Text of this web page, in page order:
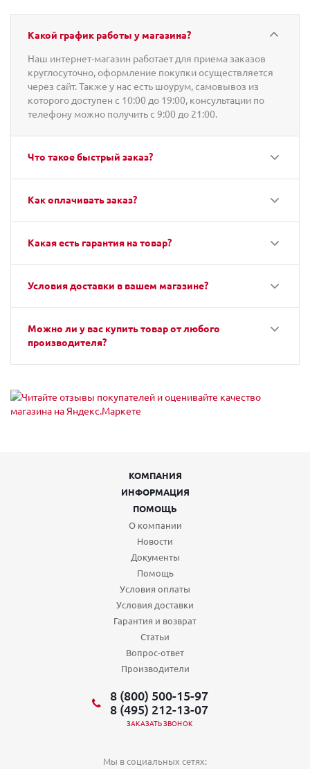
Какой график работы у магазина?
Наш интернет-магазин работает для приема заказов
круглосуточно, оформление покупки осуществляется
через сайт. Также у нас есть шоурум, самовывоз из
которого доступен с 10:00 до 19:00, консультации по
телефону можно получить с 9:00 до 21:00.
Что такое быстрый заказ?
Как оплачивать заказ?
Какая есть гарантия на товар?
Условия доставки в вашем магазине?
Можно ли у вас купить товар от любого
производителя?
КОМПАНИЯ
ИНФОРМАЦИЯ
ПОМОЩЬ
О компании
Новости
Документы
Помощь
Условия оплаты
Условия доставки
Гарантия и возврат
Статьи
Вопрос-ответ
Производители
8 (800) 500-15-97
8 (495) 212-13-07
ЗАКАЗАТЬ ЗВОНОК
Мы в социальных сетях: